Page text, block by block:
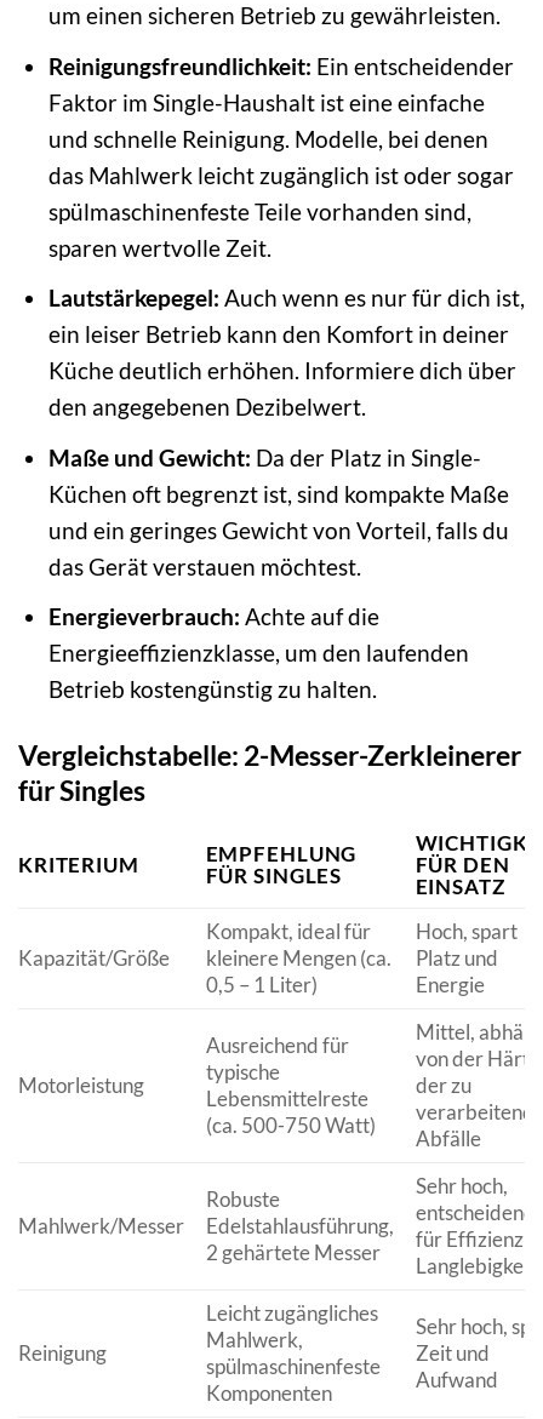
um einen sicheren Betrieb zu gewährleisten.
Reinigungsfreundlichkeit: Ein entscheidender
Faktor im Single-Haushalt ist eine einfache
und schnelle Reinigung. Modelle, bei denen
das Mahlwerk leicht zugänglich ist oder sogar
spülmaschinenfeste Teile vorhanden sind,
sparen wertvolle Zeit.
Lautstärkepegel: Auch wenn es nur für dich ist,
ein leiser Betrieb kann den Komfort in deiner
Küche deutlich erhöhen. Informiere dich über
den angegebenen Dezibelwert.
Maße und Gewicht: Da der Platz in Single-
Küchen oft begrenzt ist, sind kompakte Maße
und ein geringes Gewicht von Vorteil, falls du
das Gerät verstauen möchtest.
Energieverbrauch: Achte auf die
Energieeffizienzklasse, um den laufenden
Betrieb kostengünstig zu halten.
Vergleichstabelle: 2-Messer-Zerkleinerer
für Singles
KRITERIUM
EMPFEHLUNG
FÜR SINGLES
FÜR DEN
EINSATZ
Kapazität/Größe
Kompakt, ideal für
kleinere Mengen (ca.
0,5 – 1 Liter)
Hoch, spart
Platz und
Energie
Motorleistung
Ausreichend für
typische
Lebensmittelreste
(ca. 500-750 Watt)
Mittel,
von der Härte
der zu
Abfälle
Mahlwerk/Messer
Robuste
Edelstahlausführung,
2 gehärtete Messer
Sehr hoch,
entscheidend
für Effizienz
Langlebigkeit
Reinigung
Leicht zugängliches
Mahlwerk,
spülmaschinenfeste
Komponenten
Sehr hoch,
Zeit und
Aufwand